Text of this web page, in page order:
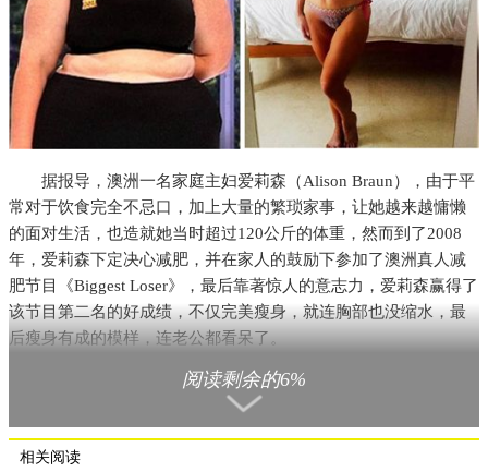
据报导，澳洲一名家庭主妇爱莉森（Alison Braun），由于平
常对于饮食完全不忌口，加上大量的繁琐家事，让她越来越慵懒
的面对生活，也造就她当时超过120公斤的体重，然而到了2008
年，爱莉森下定决心减肥，并在家人的鼓励下参加了澳洲真人减
肥节目《Biggest Loser》，最后靠著惊人的意志力，爱莉森赢得了
该节目第二名的好成绩，不仅完美瘦身，就连胸部也没缩水，最
后瘦身有成的模样，连老公都看呆了。
阅读剩余的6%
相关阅读